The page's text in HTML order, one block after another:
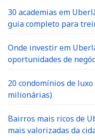
30 academias em
guia completo para
Onde investir em
oportunidades de
20 condomínios de
milionárias)
Bairros mais ricos de
mais valorizadas da